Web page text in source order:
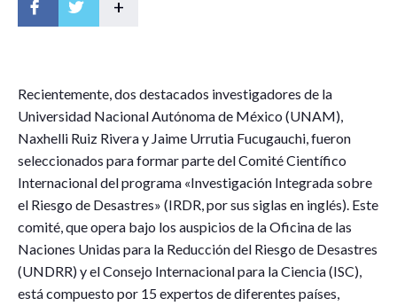
+
Recientemente, dos destacados investigadores de la
Universidad Nacional Autónoma de México (UNAM),
Naxhelli Ruiz Rivera y Jaime Urrutia Fucugauchi, fueron
seleccionados para formar parte del Comité Científico
Internacional del programa «Investigación Integrada sobre
el Riesgo de Desastres» (IRDR, por sus siglas en inglés). Este
comité, que opera bajo los auspicios de la Oficina de las
Naciones Unidas para la Reducción del Riesgo de Desastres
(UNDRR) y el Consejo Internacional para la Ciencia (ISC),
está compuesto por 15 expertos de diferentes países,